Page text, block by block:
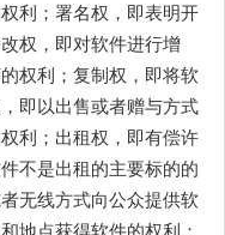
利；署名权，即表明开
权，即对软件进行增
权利；复制权，即将软
即以出售或者赠与方式
利；出租权，即有偿许
不是出租的主要标的的
无线方式向公众提供软
地点获得软件的权利；